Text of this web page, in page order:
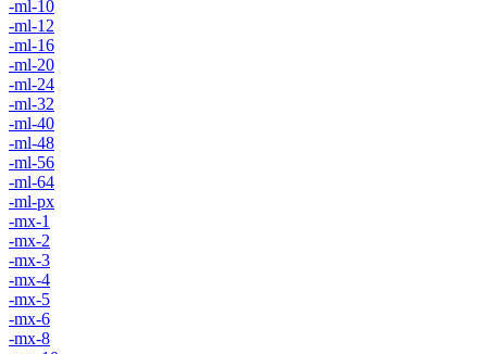
-ml-10
-ml-12
-ml-16
-ml-20
-ml-24
-ml-32
-ml-40
-ml-48
-ml-56
-ml-64
-ml-px
-mx-1
-mx-2
-mx-3
-mx-4
-mx-5
-mx-6
-mx-8